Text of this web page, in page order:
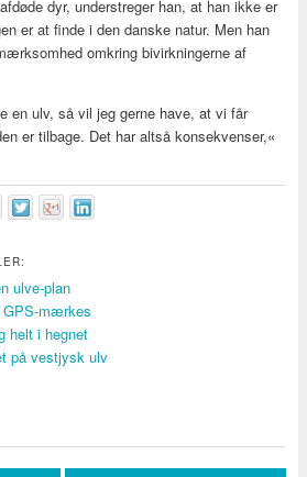
dyr, understreger han, at han ikke er
er at finde i den danske natur. Men han
omkring bivirkningerne af
en ulv, så vil jeg gerne have, at vi får
er tilbage. Det har altså konsekvenser,«
ulve-plan
GPS-mærkes
helt i hegnet
på vestjysk ulv